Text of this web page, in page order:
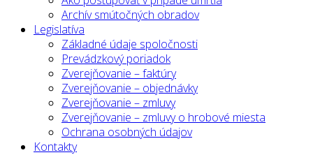
Archív smútočných obradov
Legislatíva
Základné údaje spoločnosti
Prevádzkový poriadok
Zverejňovanie – faktúry
Zverejňovanie – objednávky
Zverejňovanie – zmluvy
Zverejňovanie – zmluvy o hrobové miesta
Ochrana osobných údajov
Kontakty